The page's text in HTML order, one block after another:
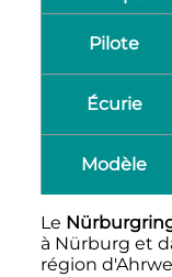
Pilote
Écurie
Modèle
Le
à Nürburg et
région